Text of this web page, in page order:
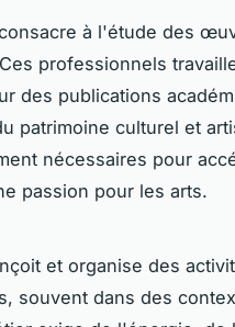
à l'étude des
professionnels
des publications
patrimoine culturel et
nécessaires pour
passion pour les arts.
et organise des
souvent dans des